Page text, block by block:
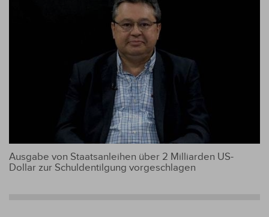
Ausgabe von Staatsanleihen über 2 Milliarden US-
Dollar zur Schuldentilgung vorgeschlagen